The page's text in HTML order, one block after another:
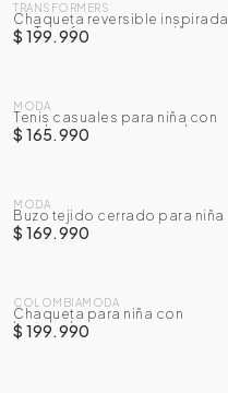
TRANSFORMERS
Chaqueta reversible inspirada
en Transformers para niño
$ 199.990
MODA
Tenis casuales para niña con
cordones y correa en velcro
$ 165.990
MODA
Buzo tejido cerrado para niña
$ 169.990
COLOMBIAMODA
Chaqueta para niña con
lentejuelas
$ 199.990